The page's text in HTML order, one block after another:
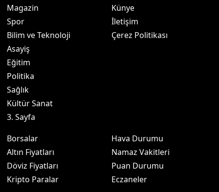
Magazin
Spor
Bilim ve Teknoloji
Asayiş
Eğitim
Politika
Sağlık
Kültür Sanat
3. Sayfa
Künye
İletişim
Çerez Politikası
Borsalar
Altın Fiyatları
Döviz Fiyatları
Kripto Paralar
Hava Durumu
Namaz Vakitleri
Puan Durumu
Eczaneler